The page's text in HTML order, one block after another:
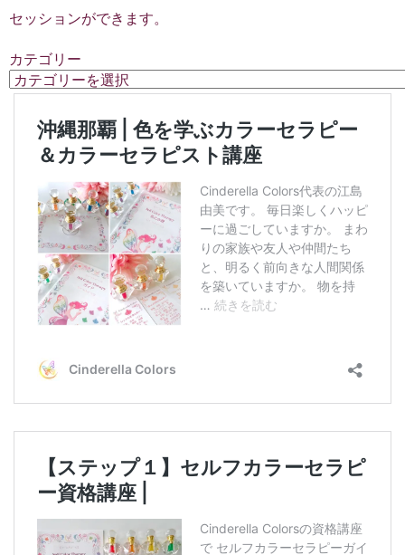
セッションができます。
カテゴリー
カ
テ